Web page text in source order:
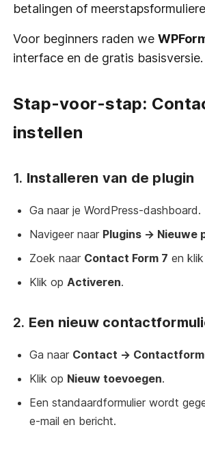
betalingen of
Voor beginners raden we
interface en de gratis basisversie.
Stap-voor-stap:
instellen
1. Installeren van de plugin
Ga naar je WordPress-dashboard.
Navigeer naar Plugins → Nieuwe
Zoek naar Contact Form 7 en
Klik op Activeren.
2. Een nieuw
Ga naar Contact →
Klik op Nieuw toevoegen.
Een standaardformulier wordt
e-mail en bericht.